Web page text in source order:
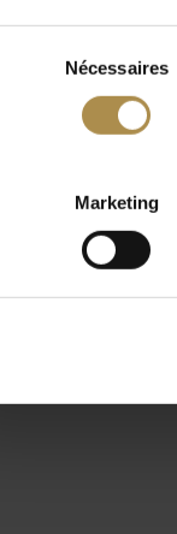
Nécessaires
Marketing
de recherche :